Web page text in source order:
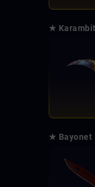
★ Karambit
★ Bayonet